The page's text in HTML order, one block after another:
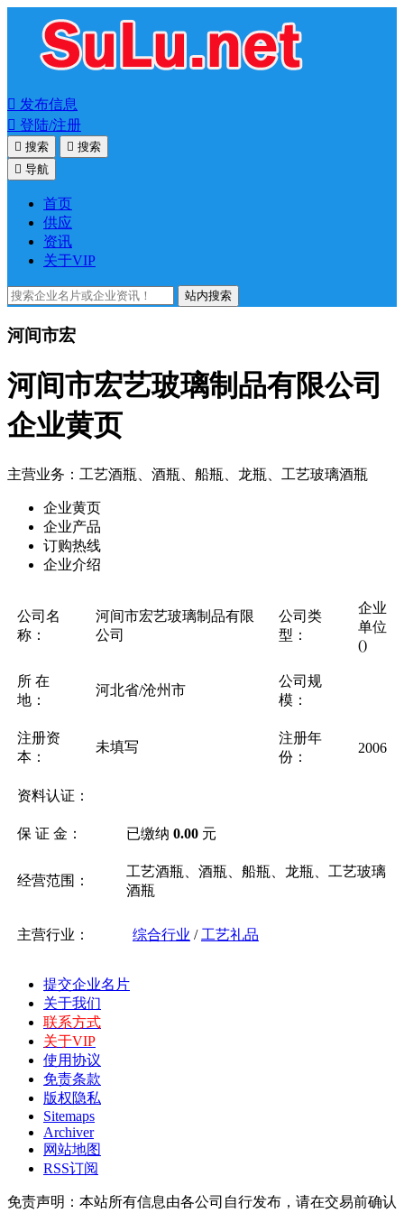
 发布信息
 登陆/注册
 搜索  搜索
 导航
首页
供应
资讯
关于VIP
站内搜索
河间市宏
河间市宏艺玻璃制品有限公司
企业黄页
主营业务：工艺酒瓶、酒瓶、船瓶、龙瓶、工艺玻璃酒瓶
企业黄页
企业产品
订购热线
企业介绍
公司名
称：
河间市宏艺玻璃制品有限
公司
公司类
型：
企业
单位
()
所 在
地：
河北省/沧州市
公司规
模：
注册资
本：
未填写
注册年
份：
2006
资料认证：
保 证 金： 已缴纳 0.00 元
经营范围：
工艺酒瓶、酒瓶、船瓶、龙瓶、工艺玻璃
酒瓶
主营行业： 综合行业 / 工艺礼品
提交企业名片
关于我们
联系方式
关于VIP
使用协议
免责条款
版权隐私
Sitemaps
Archiver
网站地图
RSS订阅
免责声明：本站所有信息由各公司自行发布，请在交易前确认